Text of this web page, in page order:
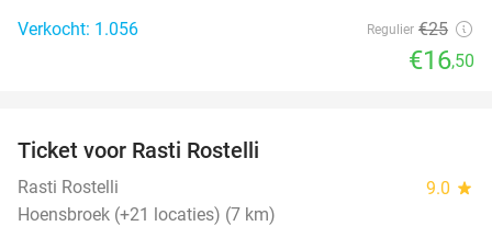
Verkocht: 1.056
Regulier €25
€16,50
TODAY
Ticket voor Rasti Rostelli
Rasti Rostelli 9.0 star
Hoensbroek (+21 locaties) (7 km)